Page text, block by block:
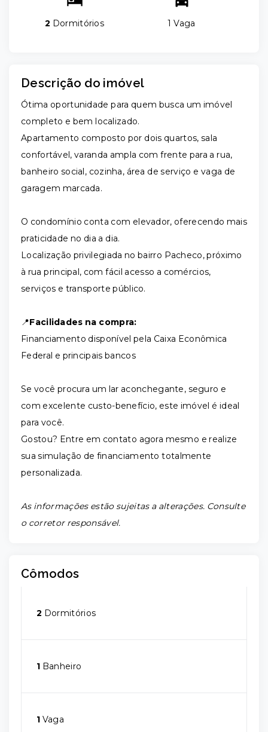
2 Dormitórios 1 Vaga
Descrição do imóvel
Ótima oportunidade para quem busca um imóvel
completo e bem localizado.
Apartamento composto por dois quartos, sala
confortável, varanda ampla com frente para a rua,
banheiro social, cozinha, área de serviço e vaga de
garagem marcada.
O condomínio conta com elevador, oferecendo mais
praticidade no dia a dia.
Localização privilegiada no bairro Pacheco, próximo
à rua principal, com fácil acesso a comércios,
serviços e transporte público.
📍Facilidades na compra:
Financiamento disponível pela Caixa Econômica
Federal e principais bancos
Se você procura um lar aconchegante, seguro e
com excelente custo-benefício, este imóvel é ideal
para você.
Gostou? Entre em contato agora mesmo e realize
sua simulação de financiamento totalmente
personalizada.
As informações estão sujeitas a alterações. Consulte
o corretor responsável.
Cômodos
2 Dormitórios
1 Banheiro
1 Vaga